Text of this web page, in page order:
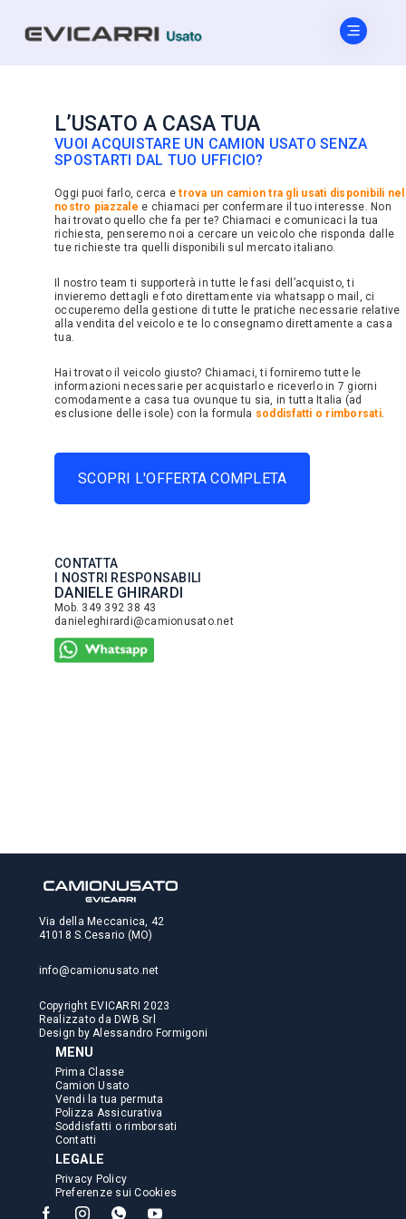
CONTATTA
I NOSTRI RESPONSABILI
DANIELE GHIRARDI
Mob. 349 392 38 43
danieleghirardi@camionusato.net
L’USATO A CASA TUA
VUOI ACQUISTARE UN CAMION USATO SENZA
SPOSTARTI DAL TUO UFFICIO?
Oggi puoi farlo, cerca etrova un camion tra gli usati disponibili nel
nostro piazzale e chiamaci per confermare il tuo interesse. Non
hai trovato quello che fa per te? Chiamaci e comunicaci la tua
richiesta, penseremo noi a cercare un veicolo che risponda dalle
tue richieste tra quelli disponibili sul mercato italiano.
Il nostro team ti supporterà in tutte le fasi dell’acquisto, ti
invieremo dettagli e foto direttamente via whatsapp o mail, ci
occuperemo della gestione di tutte le pratiche necessarie relative
alla vendita del veicolo e te lo consegnamo direttamente a casa
tua.
Hai trovato il veicolo giusto? Chiamaci, ti forniremo tutte le
informazioni necessarie per acquistarlo e riceverlo in 7 giorni
comodamente a casa tua ovunque tu sia, in tutta Italia (ad
esclusione delle isole) con la formula soddisfatti o rimborsati.
SCOPRI L'OFFERTA COMPLETA
Via della Meccanica, 42
41018 S.Cesario (MO)
info@camionusato.net
Copyright EVICARRI 2023
Realizzato daDWB Srl
Design by Alessandro Formigoni
MENU
Prima Classe
Camion Usato
Vendi la tua permuta
Polizza Assicurativa
Soddisfatti o rimborsati
Contatti
LEGALE
Privacy Policy
Preferenze sui Cookies